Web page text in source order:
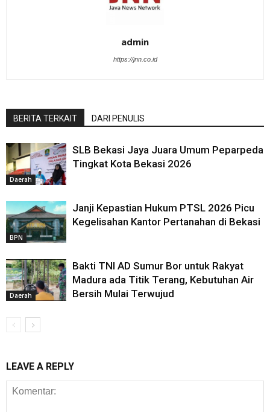
admin
https://jnn.co.id
BERITA TERKAIT DARI PENULIS
Daerah
SLB Bekasi Jaya Juara Umum Peparpeda
Tingkat Kota Bekasi 2026
BPN
Janji Kepastian Hukum PTSL 2026 Picu
Kegelisahan Kantor Pertanahan di Bekasi
Daerah
Bakti TNI AD Sumur Bor untuk Rakyat
Madura ada Titik Terang, Kebutuhan Air
Bersih Mulai Terwujud
LEAVE A REPLY